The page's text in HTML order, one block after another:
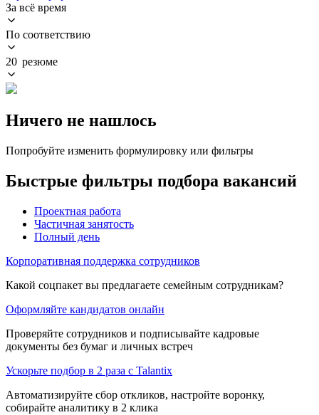
За всё время
По соответствию
20 резюме
Ничего не нашлось
Попробуйте изменить формулировку или фильтры
Быстрые фильтры подбора вакансий
Проектная работа
Частичная занятость
Полный день
Корпоративная поддержка сотрудников
Какой соцпакет вы предлагаете семейным сотрудникам?
Оформляйте кандидатов онлайн
Проверяйте сотрудников и подписывайте кадровые
документы без бумаг и личных встреч
Ускорьте подбор в 2 раза с Talantix
Автоматизируйте сбор откликов, настройте воронку,
собирайте аналитику в 2 клика